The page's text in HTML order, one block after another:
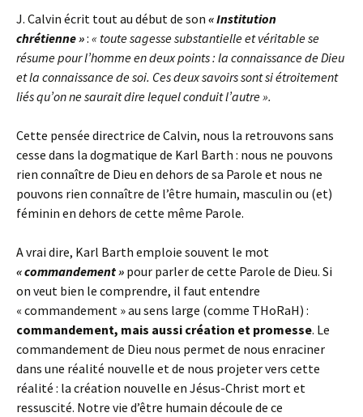
J. Calvin écrit tout au début de son « Institution
chrétienne »: « toute sagesse substantielle et véritable se
résume pour l’homme en deux points : la connaissance de Dieu
et la connaissance de soi. Ces deux savoirs sont si étroitement
liés qu’on ne saurait dire lequel conduit l’autre ».
Cette pensée directrice de Calvin, nous la retrouvons sans
cesse dans la dogmatique de Karl Barth : nous ne pouvons
rien connaître de Dieu en dehors de sa Parole et nous ne
pouvons rien connaître de l’être humain, masculin ou (et)
féminin en dehors de cette même Parole.
A vrai dire, Karl Barth emploie souvent le mot
« commandement » pour parler de cette Parole de Dieu. Si
on veut bien le comprendre, il faut entendre
« commandement » au sens large (comme THoRaH) :
commandement, mais aussi création et promesse. Le
commandement de Dieu nous permet de nous enraciner
dans une réalité nouvelle et de nous projeter vers cette
réalité : la création nouvelle en Jésus-Christ mort et
ressuscité. Notre vie d’être humain découle de ce